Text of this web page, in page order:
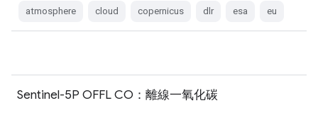
atmosphere cloud copernicus dlr esa eu
Sentinel-5P OFFL CO：離線一氧化碳